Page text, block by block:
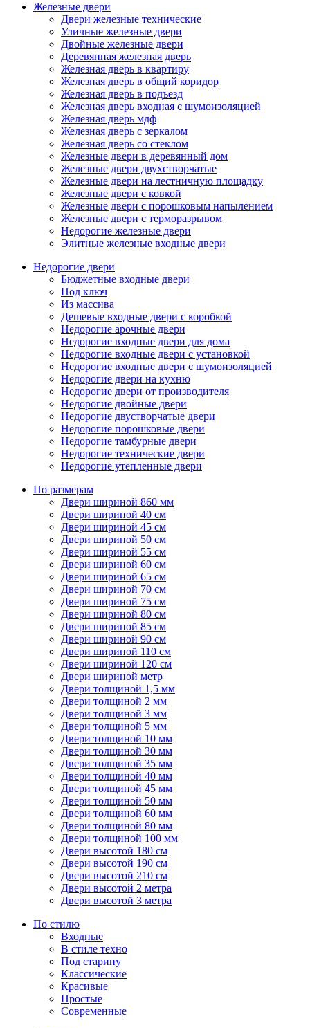
Железные двери
Двери железные технические
Уличные железные двери
Двойные железные двери
Деревянная железная дверь
Железная дверь в квартиру
Железная дверь в общий коридор
Железная дверь в подъезд
Железная дверь входная с шумоизоляцией
Железная дверь мдф
Железная дверь с зеркалом
Железная дверь со стеклом
Железные двери в деревянный дом
Железные двери двухстворчатые
Железные двери на лестничную площадку
Железные двери с ковкой
Железные двери с порошковым напылением
Железные двери с терморазрывом
Недорогие железные двери
Элитные железные входные двери
Недорогие двери
Бюджетные входные двери
Под ключ
Из массива
Дешевые входные двери с коробкой
Недорогие арочные двери
Недорогие входные двери для дома
Недорогие входные двери с установкой
Недорогие входные двери с шумоизоляцией
Недорогие двери на кухню
Недорогие двери от производителя
Недорогие двойные двери
Недорогие двустворчатые двери
Недорогие порошковые двери
Недорогие тамбурные двери
Недорогие технические двери
Недорогие утепленные двери
По размерам
Двери шириной 860 мм
Двери шириной 40 см
Двери шириной 45 см
Двери шириной 50 см
Двери шириной 55 см
Двери шириной 60 см
Двери шириной 65 см
Двери шириной 70 см
Двери шириной 75 см
Двери шириной 80 см
Двери шириной 85 см
Двери шириной 90 см
Двери шириной 110 см
Двери шириной 120 см
Двери шириной метр
Двери толщиной 1,5 мм
Двери толщиной 2 мм
Двери толщиной 3 мм
Двери толщиной 5 мм
Двери толщиной 10 мм
Двери толщиной 30 мм
Двери толщиной 35 мм
Двери толщиной 40 мм
Двери толщиной 45 мм
Двери толщиной 50 мм
Двери толщиной 60 мм
Двери толщиной 80 мм
Двери толщиной 100 мм
Двери высотой 180 см
Двери высотой 190 см
Двери высотой 210 см
Двери высотой 2 метра
Двери высотой 3 метра
По стилю
Входные
В стиле техно
Под старину
Классические
Красивые
Простые
Современные